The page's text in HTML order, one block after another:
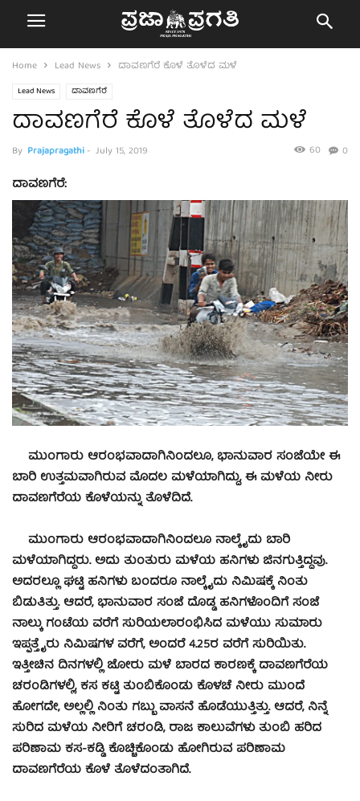
Home Lead News ದಾವಣಗೆರೆ ಕೊಳೆ ತೊಳೆದ ಮಳೆ
Lead News ದಾವಣಗೆರೆ
ದಾವಣಗೆರೆ ಕೊಳೆ ತೊಳೆದ ಮಳೆ
By Prajapragathi- July 15, 2019 0
60
ದಾವಣಗೆರೆ:
ಮುಂಗಾರು ಆರಂಭವಾದಾಗಿನಿಂದಲೂ, ಭಾನುವಾರ ಸಂಜೆಯೇ ಈ
ಬಾರಿ ಉತ್ತಮವಾಗಿರುವ ಮೊದಲ ಮಳೆಯಾಗಿದ್ದು, ಈ ಮಳೆಯ ನೀರು
ದಾವಣಗೆರೆಯ ಕೊಳೆಯನ್ನು ತೊಳೆದಿದೆ.
ಮುಂಗಾರು ಆರಂಭವಾದಾಗಿನಿಂದಲೂ ನಾಲ್ಕೈದು ಬಾರಿ
ಮಳೆಯಾಗಿದ್ದರು. ಅದು ತುಂತುರು ಮಳೆಯ ಹನಿಗಳು ಜಿನಗುತ್ತಿದ್ದವು.
ಅದರಲ್ಲೂ ಘಟ್ಟಿ ಹನಿಗಳು ಬಂದರೂ ನಾಲ್ಕೈದು ನಿಮಿಷಕ್ಕೆ ನಿಂತು
ಬಿಡುತಿತ್ತು. ಆದರೆ, ಭಾನುವಾರ ಸಂಜೆ ದೊಡ್ಡ ಹನಿಗಳೊಂದಿಗೆ ಸಂಜೆ
ನಾಲ್ಕು ಗಂಟೆಯ ವರೆಗೆ ಸುರಿಯಲಾರಂಭಿಸಿದ ಮಳೆಯು ಸುಮಾರು
ಇಪ್ಪತ್ತೈರು ನಿಮಿಷಗಳ ವರೆಗೆ, ಅಂದರೆ 4.25ರ ವರೆಗೆ ಸುರಿಯಿತು.
ಇತ್ತೀಚಿನ ದಿನಗಳಲ್ಲಿ ಜೋರು ಮಳೆ ಬಾರದ ಕಾರಣಕ್ಕೆ ದಾವಣಗೆರೆಯ
ಚರಂಡಿಗಳಲ್ಲಿ, ಕಸ ಕಟ್ಟಿ ತುಂಬಿಕೊಂಡು ಕೊಳಚೆ ನೀರು ಮುಂದೆ
ಹೋಗದೇ, ಅಲ್ಲಲ್ಲಿ ನಿಂತು ಗಬ್ಬು ವಾಸನೆ ಹೊಡೆಯುತ್ತಿತ್ತು. ಆದರೆ, ನಿನ್ನೆ
ಸುರಿದ ಮಳೆಯ ನೀರಿಗೆ ಚರಂಡಿ, ರಾಜ ಕಾಲುವೆಗಳು ತುಂಬಿ ಹರಿದ
ಪರಿಣಾಮ ಕಸ-ಕಡ್ಡಿ ಕೊಚ್ಚಿಕೊಂಡು ಹೋಗಿರುವ ಪರಿಣಾಮ
ದಾವಣಗೆರೆಯ ಕೊಳೆ ತೊಳೆದಂತಾಗಿದೆ.